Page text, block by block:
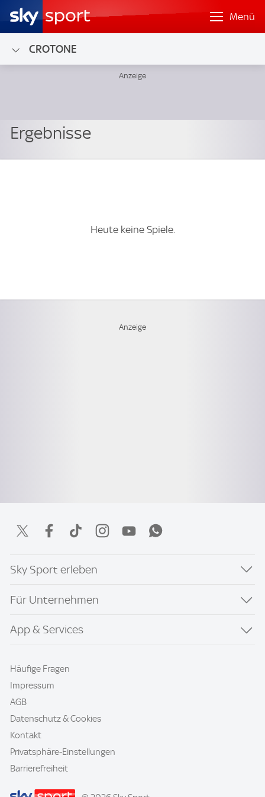
Menü
CROTONE
Heute keine Spiele.
Sky Sport erleben
Für Unternehmen
App & Services
Häufige Fragen
Impressum
AGB
Datenschutz & Cookies
Kontakt
Privatsphäre-Einstellungen
Barrierefreiheit